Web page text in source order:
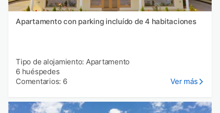
Apartamento con parking incluído de 4 habitaciones
Tipo de alojamiento: Apartamento
6 huéspedes
Comentarios: 6
Ver más